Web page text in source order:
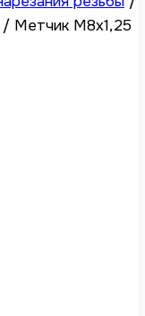
/ Метчик М8х1,25